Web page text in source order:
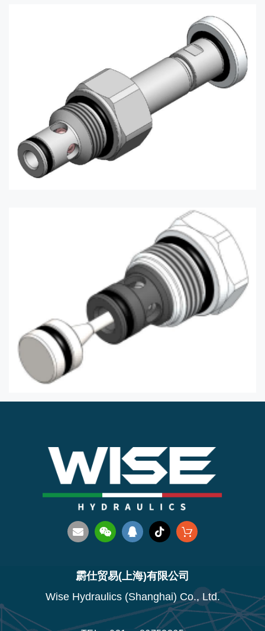
霨仕贸易(上海)有限公司
Wise Hydraulics (Shanghai) Co., Ltd.